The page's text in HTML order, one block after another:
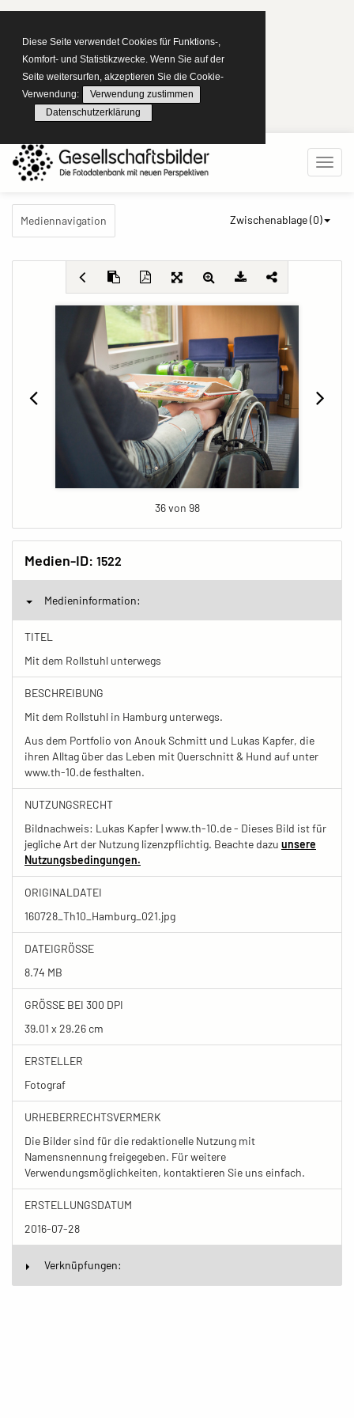
Diese Seite verwendet Cookies für Funktions-,
Komfort- und Statistikzwecke. Wenn Sie auf der
Seite weitersurfen, akzeptieren Sie die Cookie-
Verwendung:
Verwendung zustimmen
Datenschutzerklärung
Mediennavigation Zwischenablage (0)
36 von 98
Medien-ID: 1522
Medieninformation:
TITEL
Mit dem Rollstuhl unterwegs
BESCHREIBUNG
Mit dem Rollstuhl in Hamburg unterwegs.
Aus dem Portfolio von Anouk Schmitt und Lukas Kapfer, die
ihren Alltag über das Leben mit Querschnitt & Hund auf unter
www.th-10.de festhalten.
NUTZUNGSRECHT
Bildnachweis: Lukas Kapfer | www.th-10.de - Dieses Bild ist für
jegliche Art der Nutzung lizenzpflichtig. Beachte dazu unsere
Nutzungsbedingungen.
ORIGINALDATEI
160728_Th10_Hamburg_021.jpg
DATEIGRÖSSE
8.74 MB
GRÖSSE BEI 300 DPI
39.01 x 29.26 cm
ERSTELLER
Fotograf
URHEBERRECHTSVERMERK
Die Bilder sind für die redaktionelle Nutzung mit
Namensnennung freigegeben. Für weitere
Verwendungsmöglichkeiten, kontaktieren Sie uns einfach.
ERSTELLUNGSDATUM
2016-07-28
Verknüpfungen: